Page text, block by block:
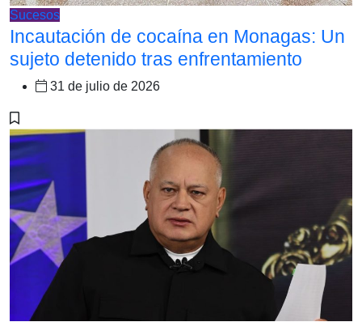
Sucesos
Incautación de cocaína en Monagas: Un
sujeto detenido tras enfrentamiento
31 de julio de 2026